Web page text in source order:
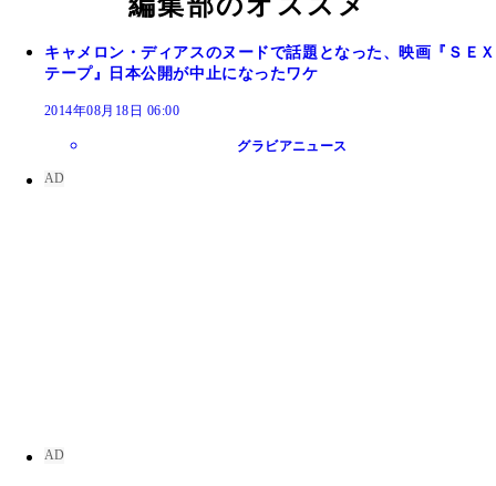
キャメロン・ディアスのヌードで話題となった、映画『ＳＥＸ
テープ』日本公開が中止になったワケ
2014年08月18日 06:00
グラビアニュース